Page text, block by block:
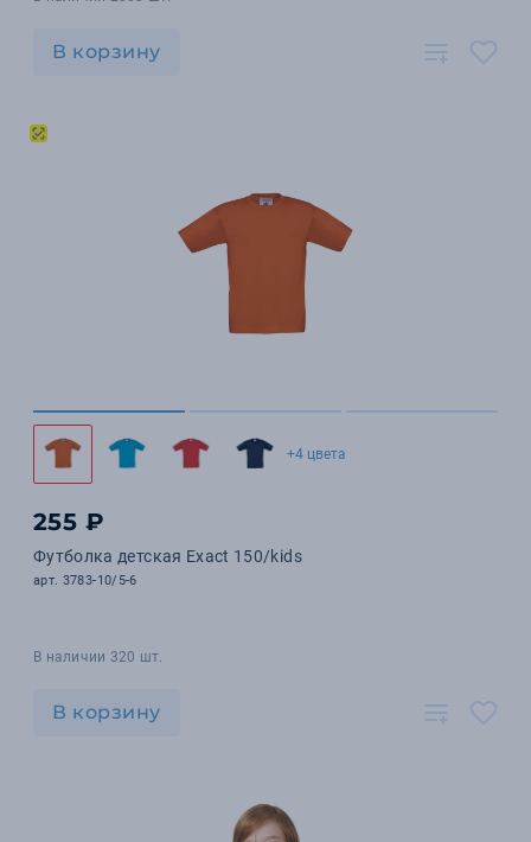
В корзину
+4 цвета
255 ₽
Футболка детская Exact 150/kids
арт. 3783-10/5-6
В наличии 320 шт.
В корзину